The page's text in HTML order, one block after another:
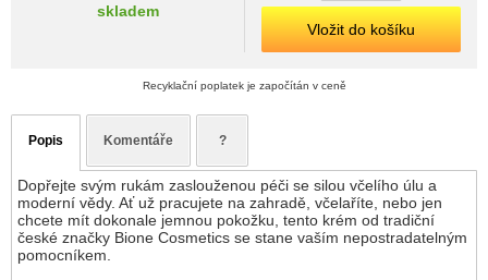
skladem
Vložit do košíku
Recyklační poplatek je započítán v ceně
Popis Komentáře ?
Dopřejte svým rukám zaslouženou péči se silou včelího úlu a
moderní vědy. Ať už pracujete na zahradě, včelaříte, nebo jen
chcete mít dokonale jemnou pokožku, tento krém od tradiční
české značky Bione Cosmetics se stane vaším nepostradatelným
pomocníkem.